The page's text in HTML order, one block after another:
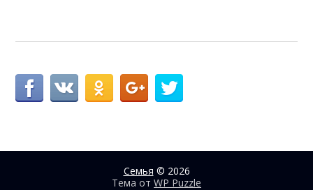
Семья © 2026
Тема от WP Puzzle